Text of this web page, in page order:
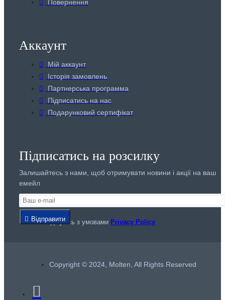
Повернення
Аккаунт
Мій аккаунт
Історія замовлень
Партнерська программа
Підписатись на нас
Подарунковий сертифікат
Підписатись на розсилку
Залишайтесь з нами, щоб отримувати новини і акції на ваш
емейл
Відправити
Я погоджуюсь з умовами Privacy Policy
Copyright © 2024, Molten, All Rights Reserved